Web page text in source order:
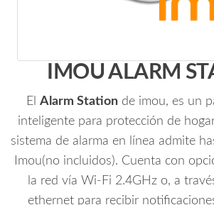
IMOU ALARM
El Alarm Station de imou, es un
inteligente para protección de
sistema de alarma en línea admite
Imou(no incluidos). Cuenta con
la red vía Wi-Fi 2.4GHz o, a
ethernet para recibir